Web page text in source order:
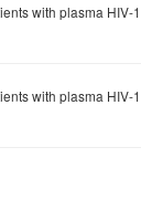
with plasma HIV-
with plasma HIV-